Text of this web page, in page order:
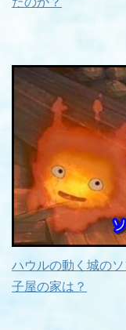
ハウルの動く城の
子屋の家は？